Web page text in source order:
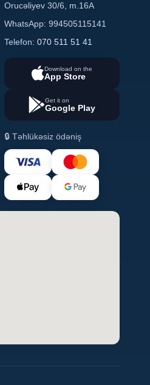
Orucəliyev 30/6, m.16A
WhatsApp: 994505115141
Telefon: 070 511 51 41
Download on the
App Store
Get it on
Google Play
🔒 Təhlükəsiz ödəniş